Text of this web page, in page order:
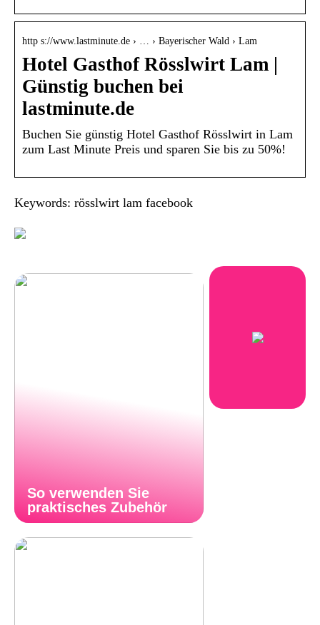
http s://www.lastminute.de › … › Bayerischer Wald › Lam
Hotel Gasthof Rösslwirt Lam |
Günstig buchen bei
lastminute.de
Buchen Sie günstig Hotel Gasthof Rösslwirt in Lam
zum Last Minute Preis und sparen Sie bis zu 50%!
Keywords: rösslwirt lam facebook
So verwenden Sie
praktisches Zubehör